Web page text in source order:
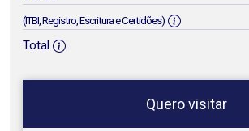
(ITBI, Registro, Escritura e Certidões)
Total
Quero visitar
Qual o melhor dia e